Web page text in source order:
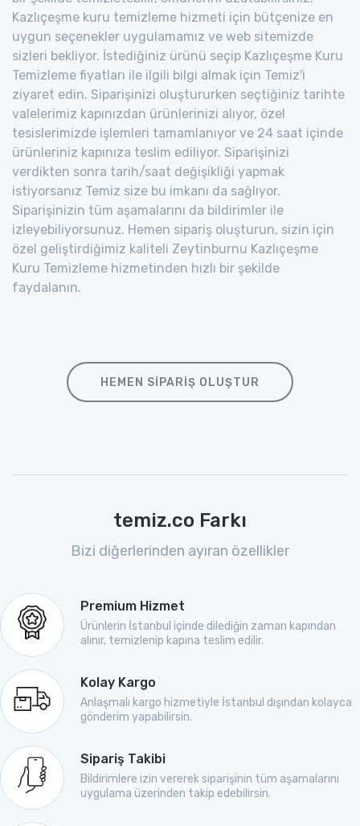
Kazlıçeşme kuru temizleme hizmeti için bütçenize en
uygun seçenekler uygulamamız ve web sitemizde
sizleri bekliyor. İstediğiniz ürünü seçip Kazlıçeşme Kuru
Temizleme fiyatları ile ilgili bilgi almak için Temiz'i
ziyaret edin. Siparişinizi oluştururken seçtiğiniz tarihte
valelerimiz kapınızdan ürünlerinizi alıyor, özel
tesislerimizde işlemleri tamamlanıyor ve 24 saat içinde
ürünleriniz kapınıza teslim ediliyor. Siparişinizi
verdikten sonra tarih/saat değişikliği yapmak
istiyorsanız Temiz size bu imkanı da sağlıyor.
Siparişinizin tüm aşamalarını da bildirimler ile
izleyebiliyorsunuz. Hemen sipariş oluşturun, sizin için
özel geliştirdiğimiz kaliteli Zeytinburnu Kazlıçeşme
Kuru Temizleme hizmetinden hızlı bir şekilde
faydalanın.
HEMEN SIPARIŞ OLUŞTUR
temiz.co Farkı
Bizi diğerlerinden ayıran özellikler
Premium Hizmet
Ürünlerin İstanbul içinde dilediğin zaman kapından
alınır, temizlenip kapına teslim edilir.
Kolay Kargo
Anlaşmalı kargo hizmetiyle İstanbul dışından kolayca
gönderim yapabilirsin.
Sipariş Takibi
Bildirimlere izin vererek siparişinin tüm aşamalarını
uygulama üzerinden takip edebilirsin.